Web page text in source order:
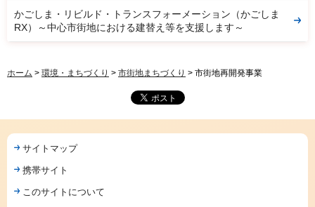
かごしま・リビルド・トランスフォーメーション（かごしま
RX）～中心市街地における建替え等を支援します～
ホーム > 環境・まちづくり > 市街地まちづくり > 市街地再開発事業
サイトマップ
携帯サイト
このサイトについて